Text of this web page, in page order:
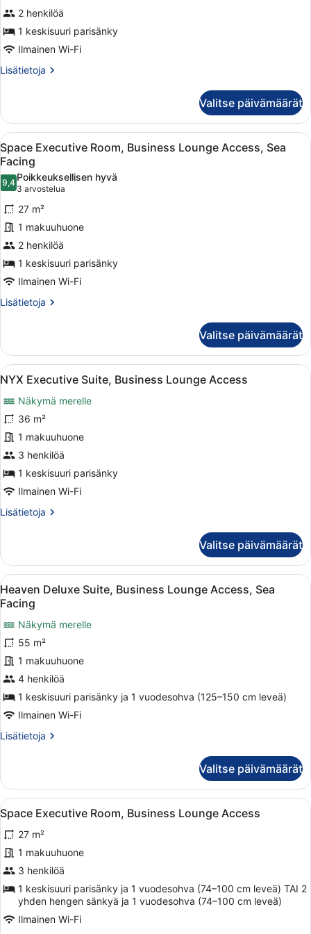
Double
Room,
Down
Earth
2 henkilöä
1 keskisuuri parisänky
Ilmainen Wi-Fi
Lisätietoja
Lisätietoja
Room,
Down
to
Earth
Valitse päivämäärät
Avaa
kaikki
huonetyypin
Space
Executive
Room,
Business
Lounge
Access,
Sea
Facing
Moderni hotellihuone, jossa on
6
Space Executive Room, Business Lounge Access, Sea
Facing
9,49,4 kautta 10
Poikkeuksellisen hyvä
3 arvostelua
(3
arvostelua)
27 m²
1 makuuhuone
2 henkilöä
1 keskisuuri parisänky
Ilmainen Wi-Fi
Lisätietoja
Lisätietoja
Room,
Business
Lounge
Sea
Facing
Valitse päivämäärät
Avaa
kaikki
huonetyypin
NYX
Executive
Suite,
Business
Lounge
Access
kuvat
Moderni hotellihuone, jossa on
10
NYX Executive Suite, Business Lounge Access
Näkymä merelle
36 m²
1 makuuhuone
3 henkilöä
1 keskisuuri parisänky
Ilmainen Wi-Fi
Lisätietoja
Lisätietoja
Suite,
Business
Lounge
Access
Valitse päivämäärät
Avaa
kaikki
huonetyypin
Heaven
Deluxe
Suite,
Business
Lounge
Access,
Facing
Moderni hotellihuone, jossa on
6
Heaven Deluxe Suite, Business Lounge Access, Sea
Facing
Näkymä merelle
55 m²
1 makuuhuone
4 henkilöä
1 keskisuuri parisänky ja 1 vuodesohva (125–150 cm leveä)
Ilmainen Wi-Fi
Lisätietoja
Lisätietoja
Suite,
Business
Lounge
Access,
Sea
Facing
Valitse päivämäärät
Avaa
kaikki
huonetyypin
Space
Executive
Room,
Business
Lounge
Moderni hotellihuone, jossa on
4
Space Executive Room, Business Lounge Access
27 m²
1 makuuhuone
3 henkilöä
1 keskisuuri parisänky ja 1 vuodesohva (74–100 cm leveä) TAI 2
yhden hengen sänkyä ja 1 vuodesohva (74–100 cm leveä)
Ilmainen Wi-Fi